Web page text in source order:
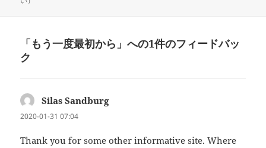
「もう一度最初から」への1件のフィードバッ
ク
Silas Sandburgよ
2020-01-31 07:04
Thank you for some other informative site. Where